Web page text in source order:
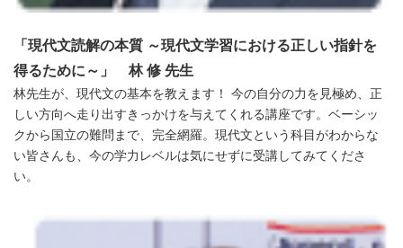
「 現代文読解の本質 ～現代文学習における正しい指針を
得るために～ 」 林 修 先生
林先生が、現代文の基本を教えます！ 今の自分の力を見極め、正
しい方向へ走り出すきっかけを与えてくれる講座です。ベーシッ
クから国立の難問まで、完全網羅。現代文という科目がわからな
い皆さんも、今の学力レベルは気にせずに受講してみてくださ
い。